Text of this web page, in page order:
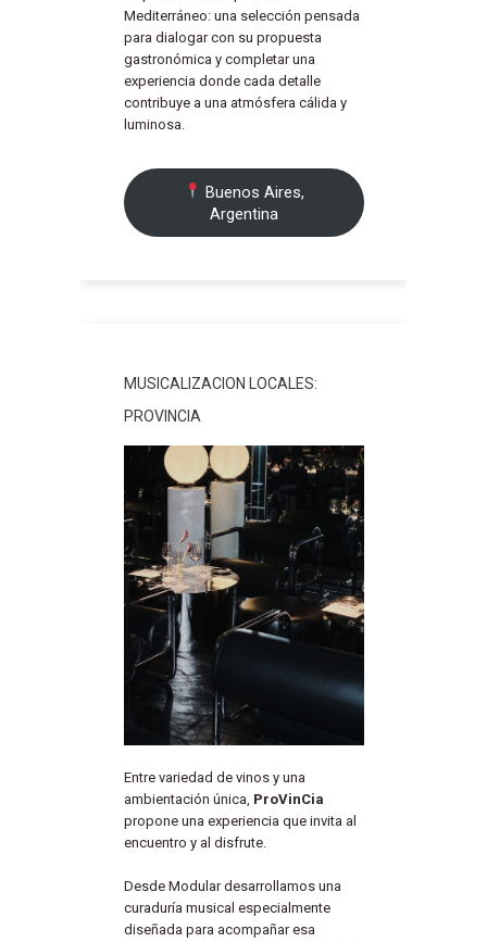
Mediterráneo: una selección pensada
para dialogar con su propuesta
gastronómica y completar una
experiencia donde cada detalle
contribuye a una atmósfera cálida y
luminosa.
Buenos Aires,
Argentina
MUSICALIZACION LOCALES:
PROVINCIA
Entre variedad de vinos y una
ambientación única, ProVinCia
propone una experiencia que invita al
encuentro y al disfrute.
Desde Modular desarrollamos una
curaduría musical especialmente
diseñada para acompañar esa